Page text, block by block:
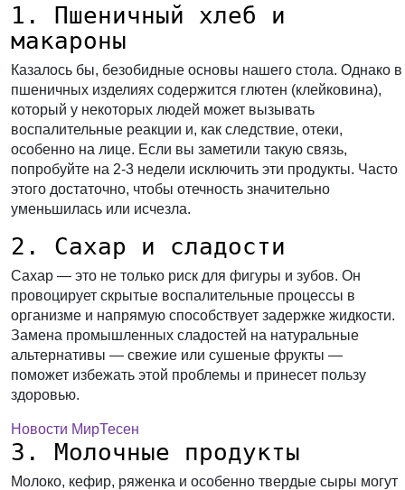
1. Пшеничный хлеб и
макароны
Казалось бы, безобидные основы нашего стола. Однако в
пшеничных изделиях содержится глютен (клейковина),
который у некоторых людей может вызывать
воспалительные реакции и, как следствие, отеки,
особенно на лице. Если вы заметили такую связь,
попробуйте на 2-3 недели исключить эти продукты. Часто
этого достаточно, чтобы отечность значительно
уменьшилась или исчезла.
2. Сахар и сладости
Сахар — это не только риск для фигуры и зубов. Он
провоцирует скрытые воспалительные процессы в
организме и напрямую способствует задержке жидкости.
Замена промышленных сладостей на натуральные
альтернативы — свежие или сушеные фрукты —
поможет избежать этой проблемы и принесет пользу
здоровью.
Новости МирТесен
3. Молочные продукты
Молоко, кефир, ряженка и особенно твердые сыры могут